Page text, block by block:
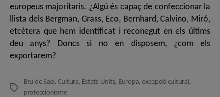
europeus majoritaris. ¿Algú és capaç de confeccionar la
llista dels Bergman, Grass, Eco, Bernhard, Calvino, Miró,
etcètera que hem identificat i reconegut en els últims
deu anys? Doncs si no en disposem, ¿com els
exportarem?
Etiquetes
Bru de Sala, Cultura, Estats Units, Europa, excepció cultural ,
proteccionisme